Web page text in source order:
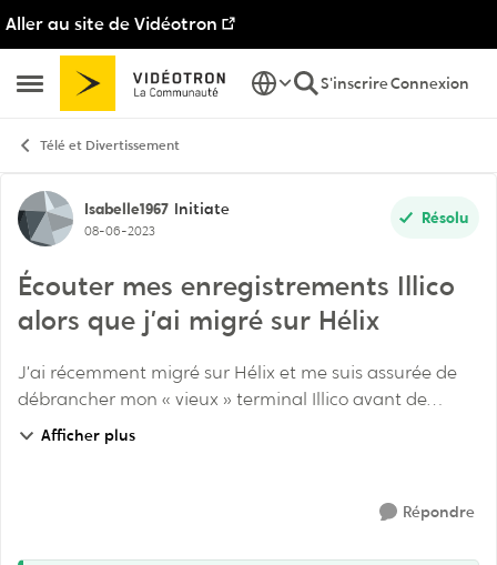
Aller au site de Vidéotron
Ouvrir Menu Latéral
Passer au contenu
S'inscrireConnexion
Télé et Divertissement
Discussion de forum
Isabelle1967 Initiate
08-06-2023
Résolu
Écouter mes enregistrements Illico
alors que j’ai migré sur Hélix
J’ai récemment migré sur Hélix et me suis assurée de
débrancher mon « vieux » terminal Illico avant de
brancher Hélix. J’aimerais maintenant savoir comment
Afficher plus
Répondre